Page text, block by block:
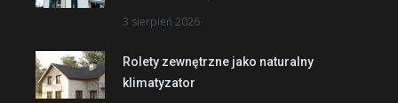
3 sierpień 2026
Rolety zewnętrzne jako naturalny
klimatyzator